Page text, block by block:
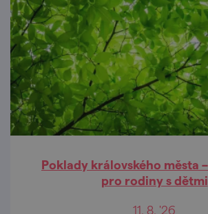
Poklady královského města
pro rodiny s dětmi
11. 8. '26